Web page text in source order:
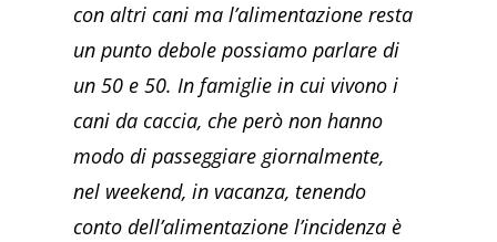
con altri cani ma l’alimentazione resta
un punto debole possiamo parlare di
un 50 e 50. In famiglie in cui vivono i
cani da caccia, che però non hanno
modo di passeggiare giornalmente,
nel weekend, in vacanza, tenendo
conto dell’alimentazione l’incidenza è